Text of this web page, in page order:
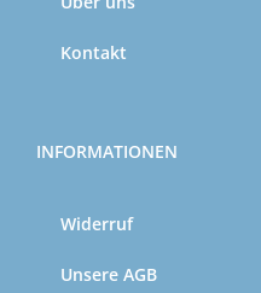
Kontakt
INFORMATIONEN
Widerruf
Unsere AGB